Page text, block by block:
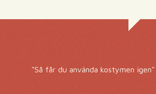
"Så får du använda kostymen igen"